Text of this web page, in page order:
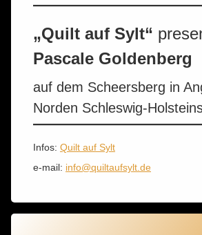
„Quilt auf Sylt“
Pascale Goldenberg
auf dem Scheersberg in
Norden Schleswig-
Infos: Quilt auf Sylt
e-mail: info@quiltaufsylt.de